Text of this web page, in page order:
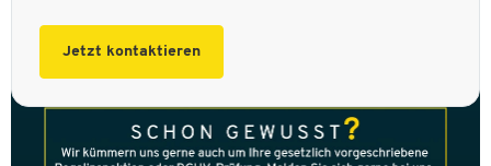
Jetzt kontaktieren